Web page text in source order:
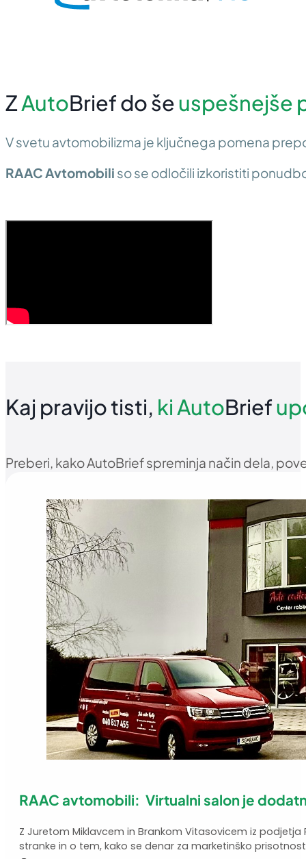
ZAutoBrief do šeuspešnejše
V svetu avtomobilizma je ključnega pomena
RAAC Avtomobili so se odločili izkoristiti
Kaj pravijo tisti, ki AutoBrief
Preberi, kako AutoBrief spreminja način dela,
RAAC avtomobili: Virtualni salon je
Z Juretom Miklavcem in Brankom Vitasovicem iz
stranke in o tem, kako se denar za marketinško